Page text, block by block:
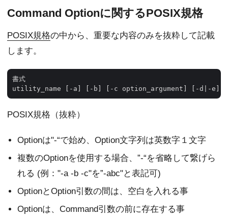
Command Optionに関するPOSIX規格
POSIX規格の中から、重要な内容のみを抜粋して記載
します。
書式
POSIX規格（抜粋）
Optionは"-“で始め、Option文字列は英数字１文字
複数のOptionを使用する場合、”-“を省略して繋げら
れる (例："-a -b -c"を”-abc"と表記可)
OptionとOption引数の間は、空白を入れる事
Optionは、Command引数の前に存在する事